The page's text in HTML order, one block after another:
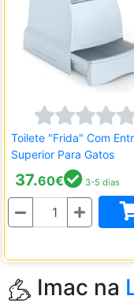
Toilete "Frida" Com
Superior Para Gatos
37.60€ 3-5 dias
Quantidade
Imac na